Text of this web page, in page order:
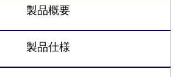
製品概要
製品仕様